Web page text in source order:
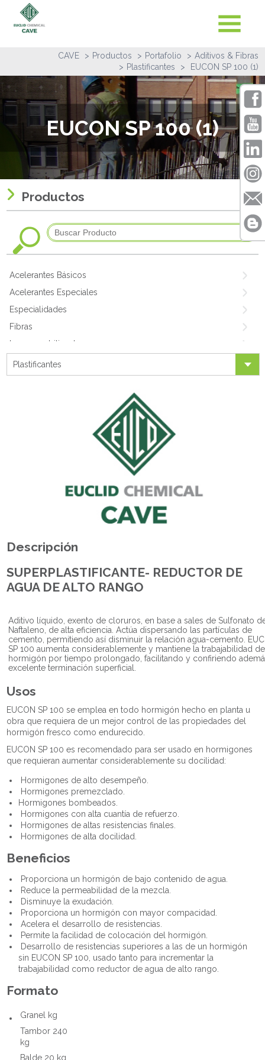
CAVE Productos Portafolio
Aditivos & Fibras
Plastificantes
EUCON SP 100 (1)
EUCON SP 100 (1)
Productos
Acelerantes Básicos
Acelerantes Especiales
Especialidades
Fibras
Impermeabilizantes
Medio & Alto Rango
Shotcrete
Plastificantes
Descripción
SUPERPLASTIFICANTE- REDUCTOR DE
AGUA DE ALTO RANGO
Aditivo líquido, exento de cloruros, en base a sales de Sulfonato
Naftaleno, de alta eficiencia. Actúa dispersando las partículas de
cemento, permitiendo así disminuir la relación agua-cemento.
SP 100 aumenta considerablemente y mantiene la trabajabilidad
hormigón por tiempo prolongado, facilitando y confiriendo
excelente terminación superficial.
Usos
EUCON SP 100 se emplea en todo hormigón hecho en planta u
obra que requiera de un mejor control de las propiedades del
hormigón fresco como endurecido.
EUCON SP 100 es recomendado para ser usado en hormigones
que requieran aumentar considerablemente su docilidad:
Hormigones de alto desempeño.
Hormigones premezclado.
Hormigones bombeados.
Hormigones con alta cuantía de refuerzo.
Hormigones de altas resistencias finales.
Hormigones de alta docilidad.
Beneficios
Proporciona un hormigón de bajo contenido de agua.
Reduce la permeabilidad de la mezcla.
Disminuye la exudación.
Proporciona un hormigón con mayor compacidad.
Acelera el desarrollo de resistencias.
Permite la facilidad de colocación del hormigón.
Desarrollo de resistencias superiores a las de un hormigón
sin EUCON SP 100, usado tanto para incrementar la
trabajabilidad como reductor de agua de alto rango.
Formato
Granel kg
Tambor 240
kg
Balde 20 kg